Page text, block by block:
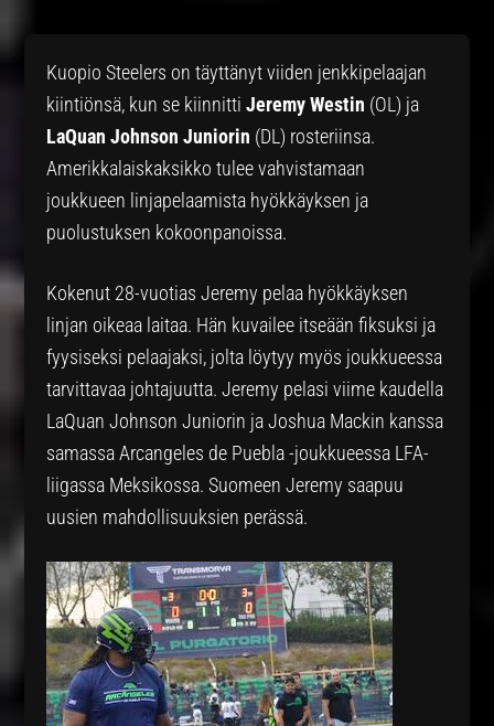
Kuopio Steelers on täyttänyt viiden jenkkipelaajan
kiintiönsä, kun se kiinnittiJeremy Westin (OL) ja
LaQuan Johnson Juniorin (DL) rosteriinsa.
Amerikkalaiskaksikko tulee vahvistamaan
joukkueen linjapelaamista hyökkäyksen ja
puolustuksen kokoonpanoissa.
Kokenut 28-vuotias Jeremy pelaa hyökkäyksen
linjan oikeaa laitaa. Hän kuvailee itseään fiksuksi ja
fyysiseksi pelaajaksi, jolta löytyy myös joukkueessa
tarvittavaa johtajuutta. Jeremy pelasi viime kaudella
LaQuan Johnson Juniorin ja Joshua Mackin kanssa
samassa Arcangeles de Puebla -joukkueessa LFA-
liigassa Meksikossa. Suomeen Jeremy saapuu
uusien mahdollisuuksien perässä.